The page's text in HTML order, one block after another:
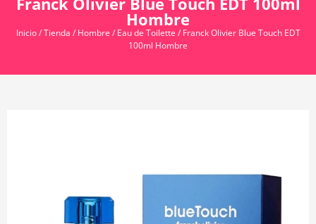
Hombre
Inicio/Tienda / Hombre / Eau de Toilette / Franck Olivier Blue Touch EDT
100ml Hombre